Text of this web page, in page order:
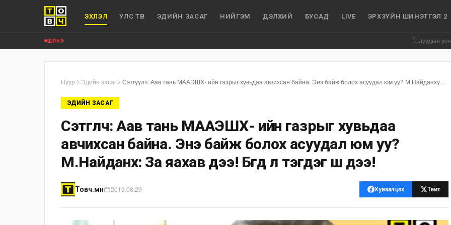
ЭХЛЭЛ УЛС ТӨР ЭДИЙН ЗАСАГ НИЙГЭМ ДЭЛХИЙ БУСАД LIVE ЭРХЗҮЙН ШИНЭТГЭЛ 2
ШИНЭ Голуудын усны түвшин
Нүүр Эдийн засаг
ЭДИЙН ЗАСАГ
Сэтгүүлч: Аав тань МААЭШХ- ийн газрыг хувьдаа
авчихсан байна. Энэ байж болох асуудал юм уу?
М.Найданхүү: За яахав дээ! Бүгд л тэгдэг шүү дээ!
Товч.мн 2019.08.29 Хуваалцах Твит